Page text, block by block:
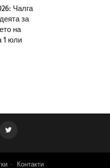
Чалга
за
на
1 юли
Контакти